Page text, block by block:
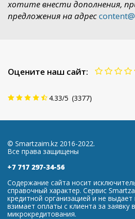
хотите внести дополнения,
предложения на адрес
Оцените наш сайт:
4.33/5 (3377)
© Smartzaim.kz 2016-2022.
Все права защищены
+7 717 297-34-56
Содержание сайта носит
справочный характер. Сервис
кредитной организацией и не
взимает оплаты с клиента за заявку
микрокредитования.